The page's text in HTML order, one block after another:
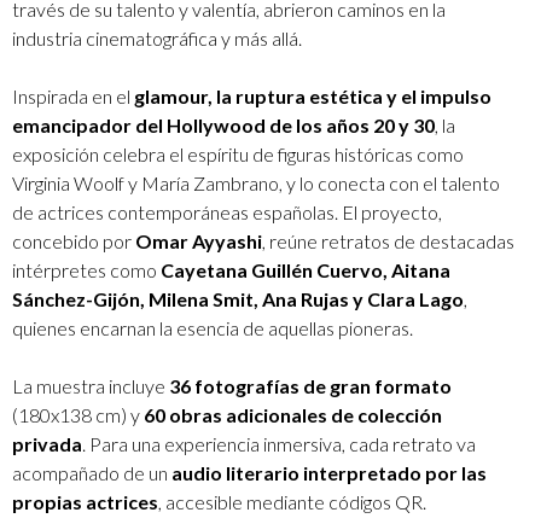
través de su talento y valentía, abrieron caminos en la
industria cinematográfica y más allá.
Inspirada en el glamour, la ruptura estética y el impulso
emancipador del Hollywood de los años 20 y 30 , la
exposición celebra el espíritu de figuras históricas como
Virginia Woolf y María Zambrano, y lo conecta con el talento
de actrices contemporáneas españolas. El proyecto,
concebido por Omar Ayyashi , reúne retratos de destacadas
intérpretes como Cayetana Guillén Cuervo, Aitana
Sánchez-Gijón, Milena Smit, Ana Rujas y Clara Lago
quienes encarnan la esencia de aquellas pioneras.
La muestra incluye 36 fotografías de gran formato
(180x138 cm) y 60 obras adicionales de colección
privada . Para una experiencia inmersiva, cada retrato va
acompañado de un audio literario interpretado por las
propias actrices , accesible mediante códigos QR.